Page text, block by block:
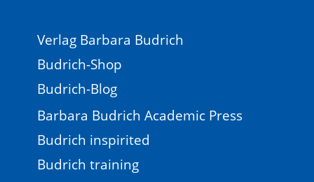
Verlag Barbara Budrich
Budrich-Shop
Budrich-Blog
Barbara Budrich Academic Press
Budrich inspirited
Budrich training